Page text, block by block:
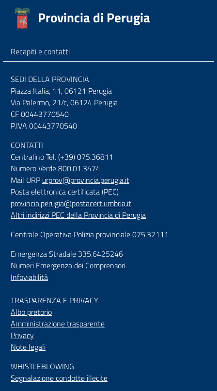
Provincia di Perugia
Recapiti e contatti
SEDI DELLA PROVINCIA
Piazza Italia, 11, 06121 Perugia
Via Palermo, 21/c, 06124 Perugia
CF 00443770540
P.IVA 00443770540
CONTATTI
Centralino Tel. (+39) 075.36811
Numero Verde 800.01.3474
Mail URP urprov@provincia.perugia.it
Posta elettronica certificata (PEC)
provincia.perugia@postacert.umbria.it
Altri indirizzi PEC della Provincia di Perugia
Centrale Operativa Polizia provinciale 075.32111
Emergenza Stradale 335.6425246
Numeri Emergenza dei Comprensori
Infoviabilità
TRASPARENZA E PRIVACY
Albo pretorio
Amministrazione trasparente
Privacy
Note legali
WHISTLEBLOWING
Segnalazione condotte illecite